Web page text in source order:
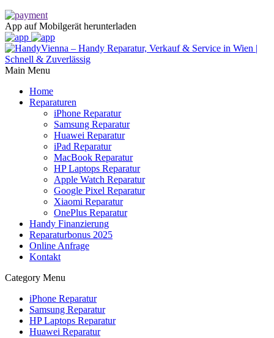
App auf Mobilgerät herunterladen
Main Menu
Home
Reparaturen
iPhone Reparatur
Samsung Reparatur
Huawei Reparatur
iPad Reparatur
MacBook Reparatur
HP Laptops Reparatur
Apple Watch Reparatur
Google Pixel Reparatur
Xiaomi Reparatur
OnePlus Reparatur
Handy Finanzierung
Reparaturbonus 2025
Online Anfrage
Kontakt
Category Menu
iPhone Reparatur
Samsung Reparatur
HP Laptops Reparatur
Huawei Reparatur